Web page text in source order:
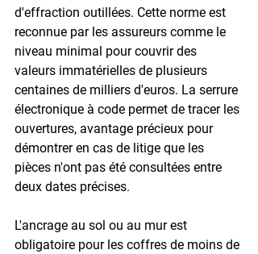
d'effraction outillées. Cette norme est
reconnue par les assureurs comme le
niveau minimal pour couvrir des
valeurs immatérielles de plusieurs
centaines de milliers d'euros. La serrure
électronique à code permet de tracer les
ouvertures, avantage précieux pour
démontrer en cas de litige que les
pièces n'ont pas été consultées entre
deux dates précises.
L'ancrage au sol ou au mur est
obligatoire pour les coffres de moins de